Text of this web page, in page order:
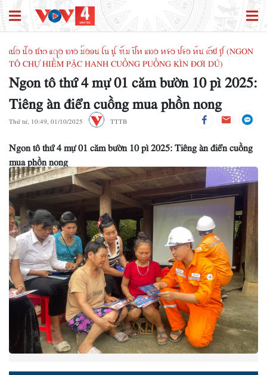
ꪹꪊꪉ ꪊꪲꪉ ꪠꪱꪒ ꪵꪖꪉ ꪭꪱꪉ ꪣꪳꪉꪮꪙ ꪶꪕ ꪊꪴ ꪬꪸꪣ ꪜꪰꪀ ꪵꪭꪉ ꪀꪺꪉ ꪜꪺꪉ ꪀꪲꪙ ꫄ꪒꪥ ꪤꪴ (NGON
TÔ CHỰ HIỀM PẶC HANH CUỒNG PUỒNG KÌN ĐƠI DÚ)
Ngon tô thứ 4 mự 01 căm bườn 10 pì 2025:
Tiêng àn điển cuồng mua phồn nong
Thứ tư, 10:49, 01/10/2025 TTTB
Ngon tô thứ 4 mự 01 căm bườn 10 pì 2025: Tiêng àn điển cuồng
mua phồn nong